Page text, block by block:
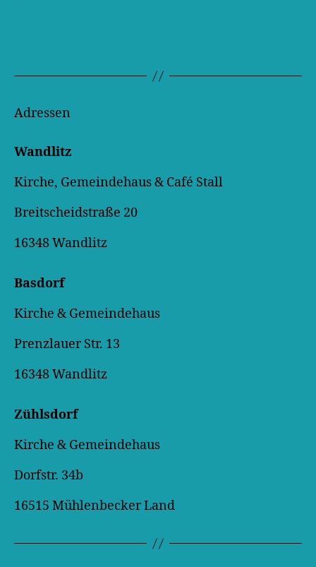
Adressen
Wandlitz
Kirche, Gemeindehaus & Café Stall
Breitscheidstraße 20
16348 Wandlitz
Basdorf
Kirche & Gemeindehaus
Prenzlauer Str. 13
16348 Wandlitz
Zühlsdorf
Kirche & Gemeindehaus
Dorfstr. 34b
16515 Mühlenbecker Land